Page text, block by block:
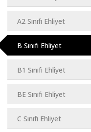
A2 Sınıfı Ehliyet
B Sınıfı Ehliyet
B1 Sınıfı Ehliyet
BE Sınıfı Ehliyet
C Sınıfı Ehliyet